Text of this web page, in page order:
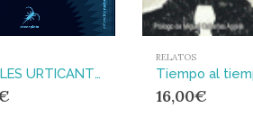
ANIMALES URTICANTES (2ª ED)
RELATOS
16,00€